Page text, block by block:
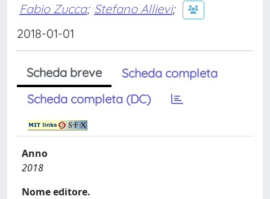
Fabio Zucca; Stefano Allievi;
2018-01-01
Scheda breve
Scheda completa
Scheda completa (DC)
Anno
2018
Nome editore.